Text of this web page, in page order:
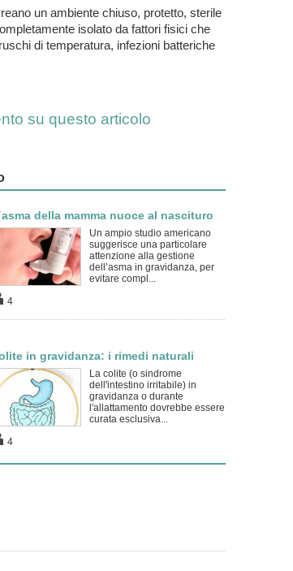
un ambiente chiuso, protetto, sterile
isolato da fattori fisici che
di temperatura, infezioni batteriche
su questo articolo
della mamma nuoce al nascituro
Un ampio studio americano
suggerisce una particolare
attenzione alla gestione
dell’asma in gravidanza, per
evitare compl...
4
in gravidanza: i rimedi naturali
La colite (o sindrome
dell'intestino irritabile) in
gravidanza o durante
l'allattamento dovrebbe essere
curata esclusiva...
4